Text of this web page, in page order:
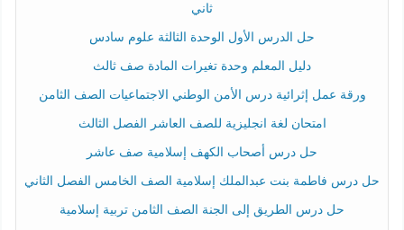
ثاني
حل الدرس الأول الوحدة الثالثة علوم سادس
دليل المعلم وحدة تغيرات المادة صف ثالث
ورقة عمل إثرائية درس الأمن الوطني الاجتماعيات الصف الثامن
امتحان لغة انجليزية للصف العاشر الفصل الثالث
حل درس أصحاب الكهف إسلامية صف عاشر
حل درس فاطمة بنت عبدالملك إسلامية الصف الخامس الفصل الثاني
حل درس الطريق إلى الجنة الصف الثامن تربية إسلامية